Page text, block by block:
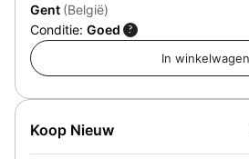
Gent (België)
Conditie: Goed ?
Koop Nieuw